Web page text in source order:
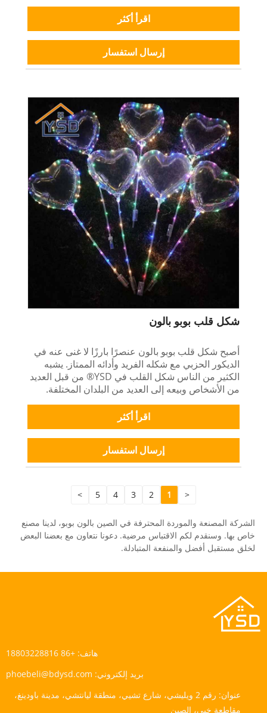
اقرأ أكثر
إرسال استفسار
شكل قلب بوبو بالون
أصبح شكل قلب بوبو بالون عنصرًا بارزًا لا غنى عنه في
الديكور الحزبي مع شكله الفريد وأدائه الممتاز. يشبه
الكثير من الناس شكل القلب في YSD® من قبل العديد
من الأشخاص وبيعه إلى العديد من البلدان المختلفة.
اقرأ أكثر
إرسال استفسار
<
1
2
3
4
5
>
الشركة المصنعة والموردة المحترفة في الصين بالون بوبو، لدينا مصنع
خاص بها. وسنقدم لكم الاقتباس مرضية. دعونا نتعاون مع بعضنا البعض
لخلق مستقبل أفضل والمنفعة المتبادلة.
هاتف: +86 18803228816
بريد إلكتروني: phoebeli@bdysd.com
عنوان:
رقم 2 ويليشي، شارع تشيي، منطقة ليانتشي، مدينة باودينغ،
مقاطعة خبي، الصين